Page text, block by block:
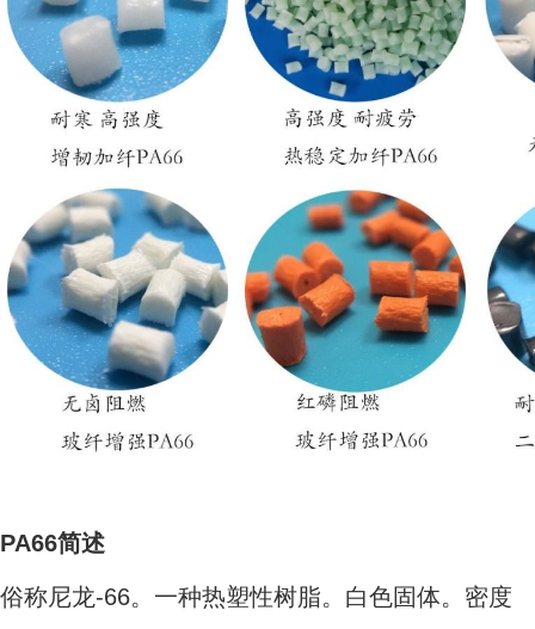
PA66简述
俗称尼龙-66。一种热塑性树脂。白色固体。密度